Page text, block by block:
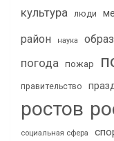
культура люди
район
наука
погода пожар
правительство
ростов
социальная сфера